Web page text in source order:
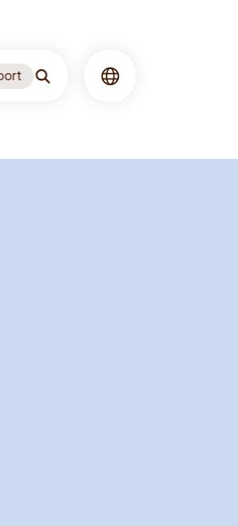
Søgning Sprog